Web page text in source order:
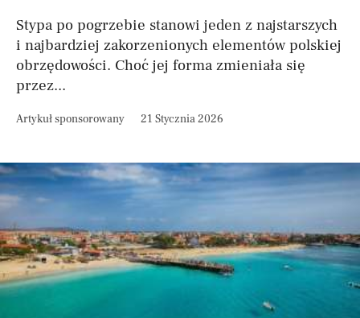
Stypa po pogrzebie stanowi jeden z najstarszych
i najbardziej zakorzenionych elementów polskiej
obrzędowości. Choć jej forma zmieniała się
przez...
Artykuł sponsorowany 21 Stycznia 2026